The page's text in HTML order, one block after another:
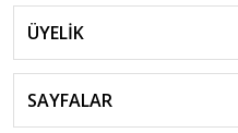
ÜYELİK
SAYFALAR